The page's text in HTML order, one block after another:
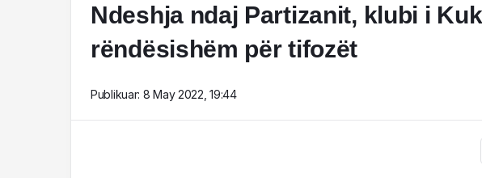
Ndeshja ndaj Partizanit, klubi i
rëndësishëm për tifozët
Publikuar: 8 May 2022, 19:44